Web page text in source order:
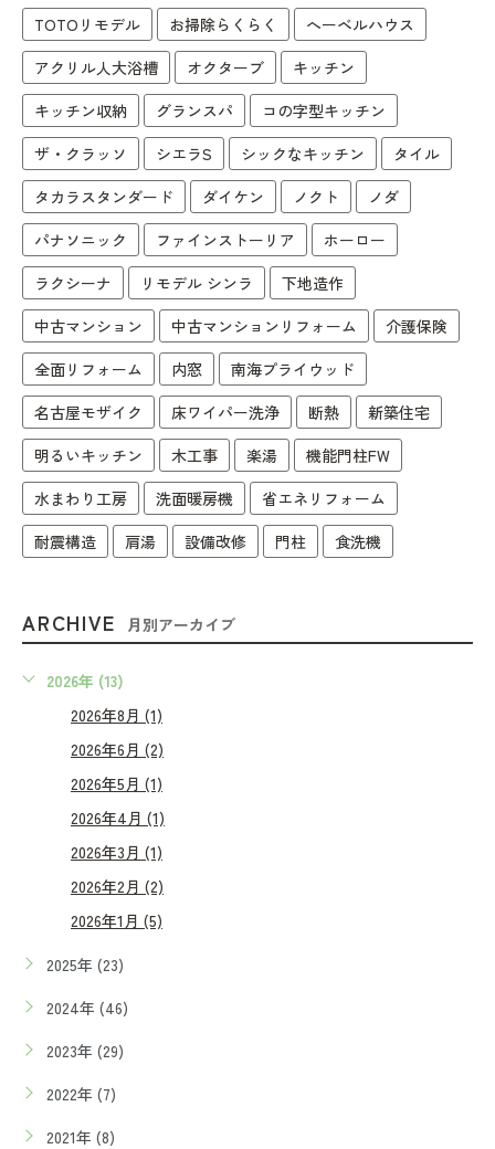
TOTOリモデル お掃除らくらく
へーベルハウス
アクリル人大浴槽
オクターブ
キッチン
キッチン収納
グランスパ
コの字型キッチン
ザ・クラッソ
シエラS シックなキッチン
タイル
タカラスタンダード
ダイケン ノクト
ノダ
パナソニック
ファインストーリア
ホーロー
ラクシーナ
リモデル シンラ
下地造作
中古マンション
中古マンションリフォーム
介護保険
全面リフォーム
内窓
南海プライウッド
名古屋モザイク
床ワイパー洗浄 断熱
新築住宅
明るいキッチン
木工事 楽湯
機能門柱FW
水まわり工房
洗面暖房機
省エネリフォーム
耐震構造
肩湯 設備改修 門柱 食洗機
ARCHIVE 月別アーカイブ
2026年 (13)
2026年8月 (1)
2026年6月 (2)
2026年5月 (1)
2026年4月 (1)
2026年3月 (1)
2026年2月 (2)
2026年1月 (5)
2025年 (23)
2024年 (46)
2023年 (29)
2022年 (7)
2021年 (8)